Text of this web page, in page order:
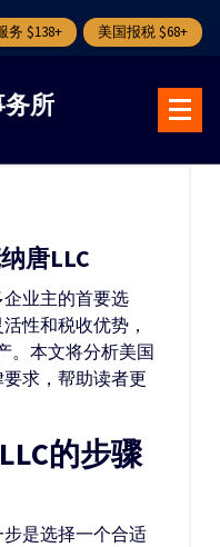
务 $138+ 美国报税 $68+
务所
唐LLC
业主的首要选
性和税收优势，
。本文将分析美国
求，帮助读者更
的步骤
是选择一个合适